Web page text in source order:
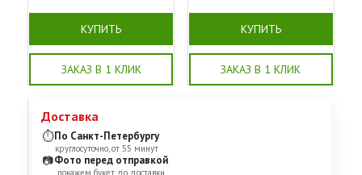
КУПИТЬ
ЗАКАЗ В 1 КЛИК
КУПИТЬ
ЗАКАЗ В 1 КЛИК
Доставка
⏱По Санкт-Петербургу
круглосуточно, от 55 минут
📷Фото перед отправкой
покажем букет до доставки